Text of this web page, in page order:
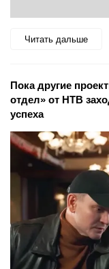
Читать дальше
Пока другие
отдел» от НТВ
успеха